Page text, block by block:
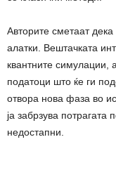
Авторите сметаат
алатки. Вештачката
квантните симулации,
податоци што ќе ги
отвора нова фаза во
ја забрзува потрагата
недостапни.